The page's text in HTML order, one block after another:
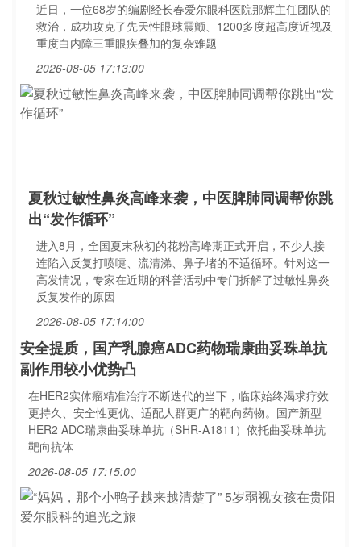
近日，一位68岁的编剧经长春爱尔眼科医院那辉主任团队的
救治，成功攻克了先天性眼球震颤、1200多度超高度近视及
重度白内障三重眼疾叠加的复杂难题
2026-08-05 17:13:00
夏秋过敏性鼻炎高峰来袭，中医脾肺同调帮你跳
出“发作循环”
进入8月，全国夏末秋初的花粉高峰期正式开启，不少人接
连陷入反复打喷嚏、流清涕、鼻子堵的不适循环。针对这一
高发情况，专家在近期的科普活动中专门拆解了过敏性鼻炎
反复发作的原因
2026-08-05 17:14:00
安全提质，国产乳腺癌ADC药物瑞康曲妥珠单抗
副作用较小优势凸
在HER2实体瘤精准治疗不断迭代的当下，临床始终渴求疗效
更持久、安全性更优、适配人群更广的靶向药物。国产新型
HER2 ADC瑞康曲妥珠单抗（SHR-A1811）依托曲妥珠单抗
靶向抗体
2026-08-05 17:15:00